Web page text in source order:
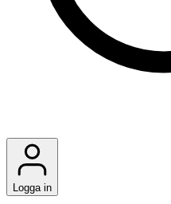
Logga in